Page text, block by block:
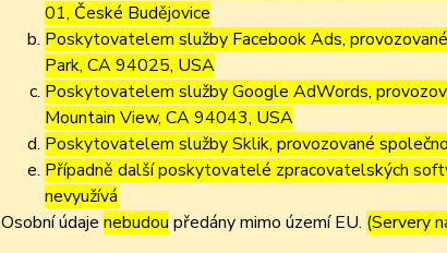
01, České Budějovice
Poskytovatelem služby Facebook Ads,
Park, CA 94025, USA
Poskytovatelem služby Google AdWords,
Mountain View, CA 94043, USA
Poskytovatelem služby Sklik, provozované
Případně další poskytovatelé zpracovatelských
nevyužívá
Osobní údaje nebudou předány mimo území EU. (Servery